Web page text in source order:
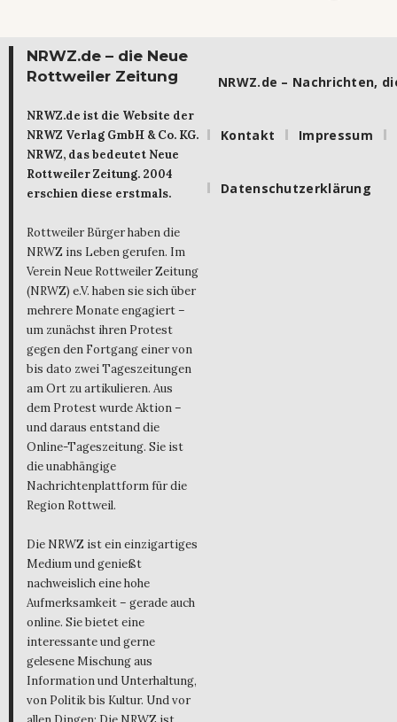
NRWZ.de – die Neue
Rottweiler Zeitung
NRWZ.de ist die Website der
NRWZ Verlag GmbH & Co. KG.
NRWZ, das bedeutet Neue
Rottweiler Zeitung. 2004
erschien diese erstmals.
Rottweiler Bürger haben die
NRWZ ins Leben gerufen. Im
Verein Neue Rottweiler Zeitung
(NRWZ) e.V. haben sie sich über
mehrere Monate engagiert –
um zunächst ihren Protest
gegen den Fortgang einer von
bis dato zwei Tageszeitungen
am Ort zu artikulieren. Aus
dem Protest wurde Aktion –
und daraus entstand die
Online-Tageszeitung. Sie ist
die unabhängige
Nachrichtenplattform für die
Region Rottweil.
Die NRWZ ist ein einzigartiges
Medium und genießt
nachweislich eine hohe
Aufmerksamkeit – gerade auch
online. Sie bietet eine
interessante und gerne
gelesene Mischung aus
Information und Unterhaltung,
von Politik bis Kultur. Und vor
NRWZ.de – Nachrichten,
Kontakt Impressum
Datenschutzerklärung